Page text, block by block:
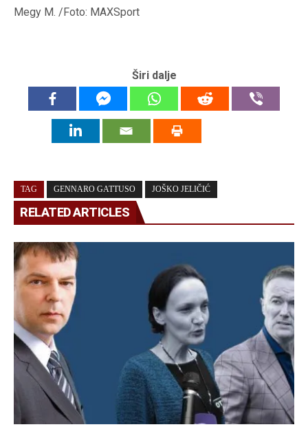
Megy M. /Foto: MAXSport
Širi dalje
TAG GENNARO GATTUSO JOŠKO JELIČIĆ
RELATED ARTICLES